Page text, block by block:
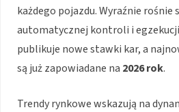
każdego pojazdu. Wyraźnie rośnie
automatycznej kontroli i
publikuje nowe stawki kar, a
są już zapowiadane na 2026 rok.
Trendy rynkowe wskazują na